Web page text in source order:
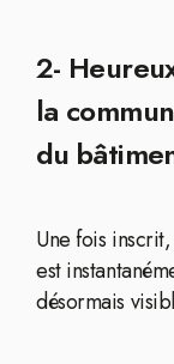
2-
la
du
Une fois
est
désormais